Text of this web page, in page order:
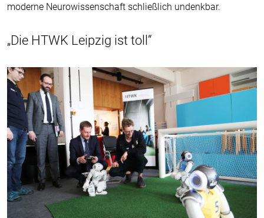
moderne Neurowissenschaft schließlich undenkbar.
„Die HTWK Leipzig ist toll“